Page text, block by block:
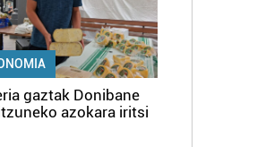
gaztak Donibane
azokara iritsi